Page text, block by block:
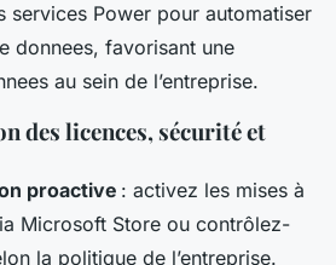
services Power pour automatiser
donnees, favorisant une
au sein de l’entreprise.
des licences, sécurité et
proactive : activez les mises à
Microsoft Store ou contrôlez-
la politique de l’entreprise.